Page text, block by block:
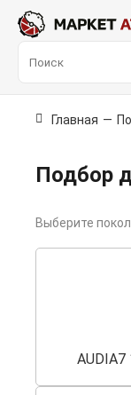
Главная —
Подбор
Выберите
AUDIA7